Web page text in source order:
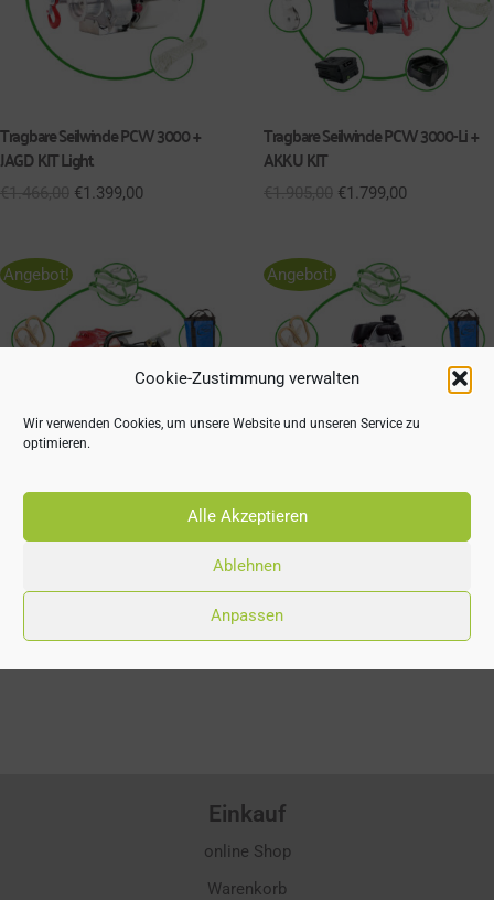
Cookie-Zustimmung verwalten
Wir verwenden Cookies, um unsere Website und unseren Service zu
optimieren.
Alle Akzeptieren
Ablehnen
Anpassen
Tragbare Seilwinde PCW 3000 +
JAGD KIT Light
€1.399,00
Tragbare Seilwinde PCW 3000-Li +
AKKU KIT
€1.799,00
Angebot!
Tragbare Seilwinde PCW 4000 +
ALLROUND KIT
Angebot!
Tragbare Seilwinde PCW 5000 +
Forst Kit
€2.364,00
Einkauf
online Shop
Warenkorb